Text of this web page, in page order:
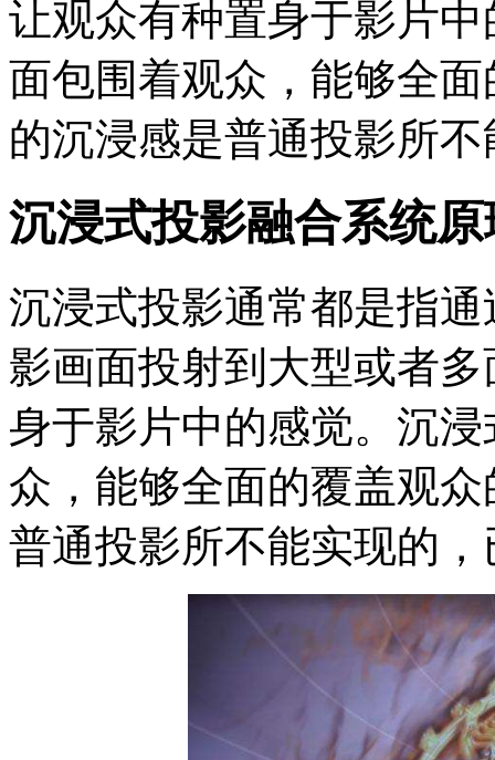
让观众有种置身于影片
面包围着观众，能够全
的沉浸感是普通投影所
沉浸式投影融合系统原
沉浸式投影通常都是指
影画面投射到大型或者
身于影片中的感觉。沉
众，能够全面的覆盖观
普通投影所不能实现的